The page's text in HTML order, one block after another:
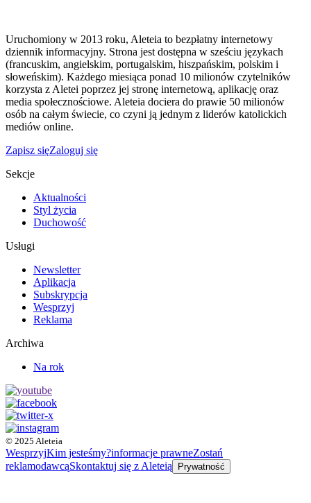
Uruchomiony w 2013 roku, Aleteia to bezpłatny internetowy
dziennik informacyjny. Strona jest dostępna w sześciu językach
(francuskim, angielskim, portugalskim, hiszpańskim, polskim i
słoweńskim). Każdego miesiąca ponad 10 milionów czytelników
korzysta z Aletei poprzez jej stronę internetową, aplikację oraz
media społecznościowe. Aleteia dociera do prawie 50 milionów
osób na całym świecie, co czyni ją jednym z liderów katolickich
mediów online.
Zapisz sięZaloguj się
Sekcje
Aktualności
Styl życia
Duchowość
Usługi
Newsletter
Aplikacja
Subskrypcja
Wesprzyj
Reklama
Archiwa
Na rok
© 2025 Aleteia
WesprzyjKim jesteśmy?informacje prawneZostań
reklamodawcąSkontaktuj się z Aleteią Prywatność